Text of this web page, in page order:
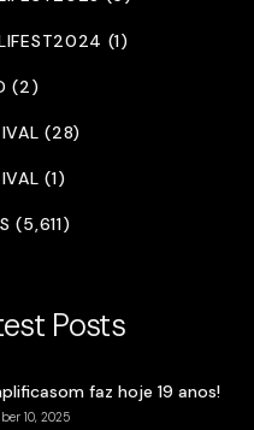
(1)
(2)
(28)
(1)
(5,611)
Posts
faz hoje 19 anos!
10, 2025